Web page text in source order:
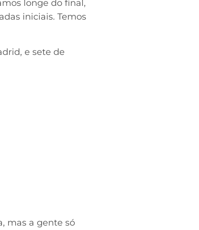
longe do final,
iniciais. Temos
e sete de
mas a gente só